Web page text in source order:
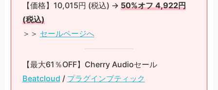
【価格】10,015円 (税込) → 50%オフ 4,922円
(税込)
＞＞ セールページへ
【最大61％OFF】Cherry Audioセール
Beatcloud / プラグインブティック